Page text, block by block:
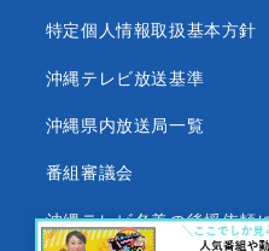
特定個人情報取扱基本方針
沖縄テレビ放送基準
沖縄県内放送局一覧
番組審議会
沖縄テレビ名義の後援依頼